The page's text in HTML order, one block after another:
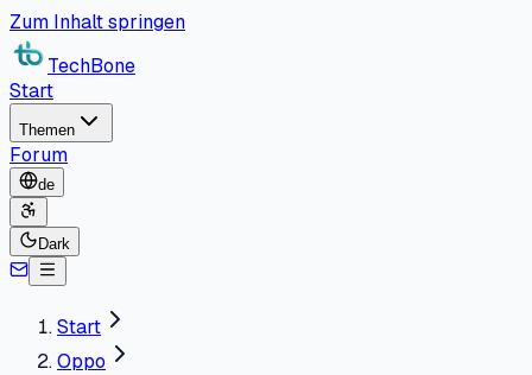
Zum Inhalt springen
TechBone
Start
Themen
Forum
de
Dark
Start
Oppo